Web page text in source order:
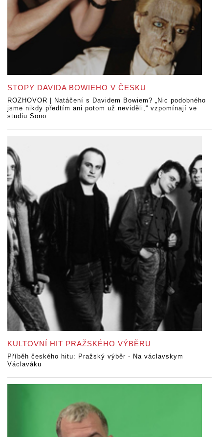
STOPY DAVIDA BOWIEHO V ČESKU
ROZHOVOR | Natáčení s Davidem Bowiem? „Nic podobného
jsme nikdy předtím ani potom už neviděli,“ vzpomínají ve
studiu Sono
KULTOVNÍ HIT PRAŽSKÉHO VÝBĚRU
Příběh českého hitu: Pražský výběr - Na václavskym
Václaváku